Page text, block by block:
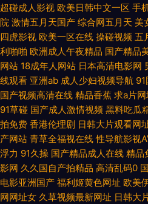
超碰91豆花 韩国色色 男人和女人操国
人人操 伊思大香蕉9 韩国无码三级片a 欧
人人爱 国产精品sm 男人女人成人超碰
97人在线 狠狠干中文字幕 欧美性交另 无
网 人人干人人爽 午夜理论 91人人爱 超
av 91日韩永久 超碰这里只有精品 五月
堂 九九热超碰 欧洲精品久久 五月素人人
超碰成人影视 欧美日韩中文一区 手
院 激情五月天国产 综合网五月天 美
四虎影视 欧美一区在线 操碰视频 五
利啪啪 欧洲成人午夜精品 国产精品
网站 18成年人网站 日本高清电影网
线观看 亚洲ab 成人少妇视频导航
国产视频高清在线 精品香蕉 求a片网
91草碰 国产成人激情视频 黑料吃瓜
拍免费 香港伦理剧 日韩大片观看网
产网站 青草全福视在线 性导航影视
浮力 91久操 国产精品成人在线 精品
影网 久久国自产拍精品 高清乱码0
电影亚洲国产 福利姬黄色网址 欧美
网网址女 久草视频最新网址 日韩大